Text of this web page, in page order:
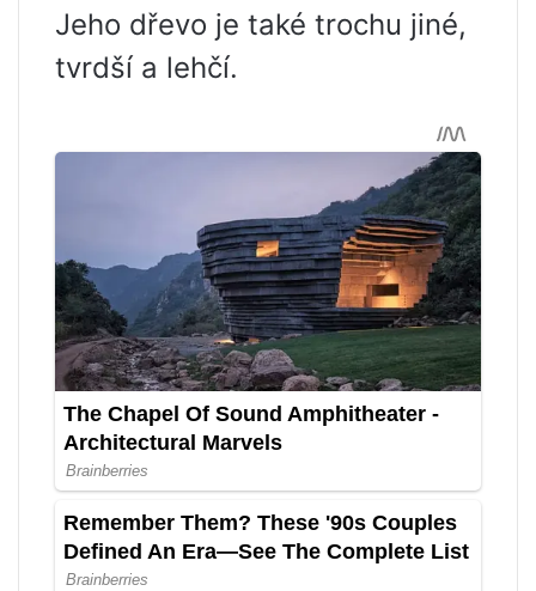
Jeho dřevo je také trochu jiné,
tvrdší a lehčí.